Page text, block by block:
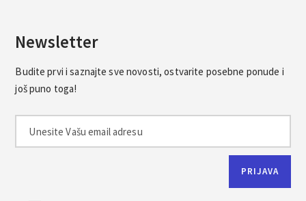
Newsletter
Budite prvi i saznajte sve novosti, ostvarite posebne ponude i
još puno toga!